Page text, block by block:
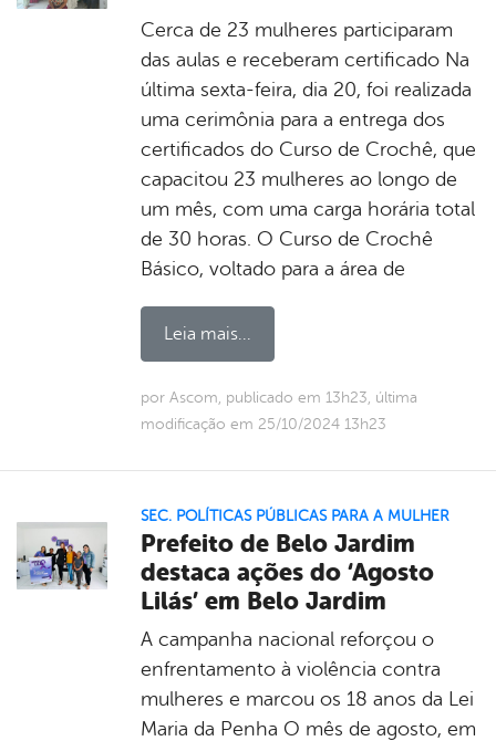
Cerca de 23 mulheres participaram
das aulas e receberam certificado Na
última sexta-feira, dia 20, foi realizada
uma cerimônia para a entrega dos
certificados do Curso de Crochê, que
capacitou 23 mulheres ao longo de
um mês, com uma carga horária total
de 30 horas. O Curso de Crochê
Básico, voltado para a área de
Leia mais...
por Ascom, publicado em 13h23, última
modificação em 25/10/2024 13h23
SEC. POLÍTICAS PÚBLICAS PARA A MULHER
Prefeito de Belo Jardim
destaca ações do ‘Agosto
Lilás’ em Belo Jardim
A campanha nacional reforçou o
enfrentamento à violência contra
mulheres e marcou os 18 anos da Lei
Maria da Penha O mês de agosto, em